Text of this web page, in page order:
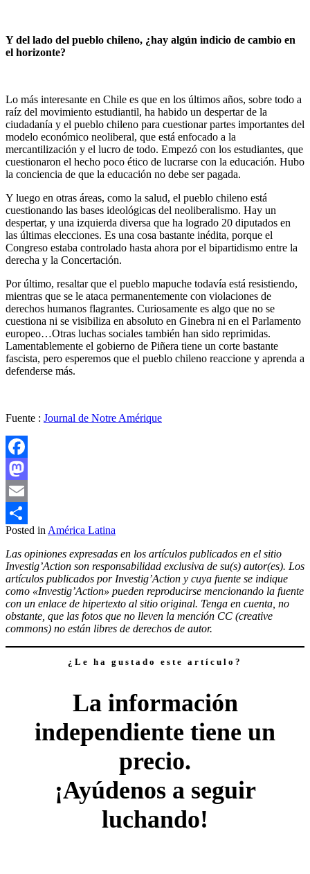
Y del lado del pueblo chileno, ¿hay algún indicio de cambio en
el horizonte?
Lo más interesante en Chile es que en los últimos años, sobre todo a
raíz del movimiento estudiantil, ha habido un despertar de la
ciudadanía y el pueblo chileno para cuestionar partes importantes del
modelo económico neoliberal, que está enfocado a la
mercantilización y el lucro de todo. Empezó con los estudiantes, que
cuestionaron el hecho poco ético de lucrarse con la educación. Hubo
la conciencia de que la educación no debe ser pagada.
Y luego en otras áreas, como la salud, el pueblo chileno está
cuestionando las bases ideológicas del neoliberalismo. Hay un
despertar, y una izquierda diversa que ha logrado 20 diputados en
las últimas elecciones. Es una cosa bastante inédita, porque el
Congreso estaba controlado hasta ahora por el bipartidismo entre la
derecha y la Concertación.
Por último, resaltar que el pueblo mapuche todavía está resistiendo,
mientras que se le ataca permanentemente con violaciones de
derechos humanos flagrantes. Curiosamente es algo que no se
cuestiona ni se visibiliza en absoluto en Ginebra ni en el Parlamento
europeo…Otras luchas sociales también han sido reprimidas.
Lamentablemente el gobierno de Piñera tiene un corte bastante
fascista, pero esperemos que el pueblo chileno reaccione y aprenda a
defenderse más.
Fuente : Journal de Notre Amérique
Facebook
Mastodon
Email
Compartir
Posted in América Latina
Las opiniones expresadas en los artículos publicados en el sitio
Investig’Action son responsabilidad exclusiva de su(s) autor(es). Los
artículos publicados por Investig’Action y cuya fuente se indique
como «Investig’Action» pueden reproducirse mencionando la fuente
con un enlace de hipertexto al sitio original. Tenga en cuenta, no
obstante, que las fotos que no lleven la mención CC (creative
commons) no están libres de derechos de autor.
¿Le ha gustado este artículo?
La información
independiente tiene un
precio.
¡Ayúdenos a seguir
luchando!